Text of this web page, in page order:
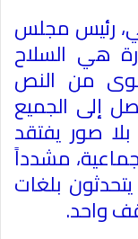
رئيس مجلس
هي السلاح
من النص
إلى الجميع
صور يفتقد
مشدداً
بلغات
واحد.